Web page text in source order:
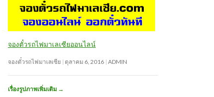
จองตั๋วรถไฟมาเลเซียออนไลน์
จองตั๋วรถไฟมาเลเซีย ตุลาคม 6, 2016 ADMIN
เรื่องรูปภาพเพิ่มเติม →